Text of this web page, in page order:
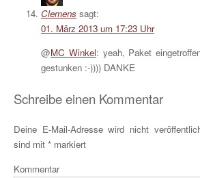
Clemens sagt:
01. März 2013 um 17:23 Uhr
@MC Winkel: yeah, Paket
gestunken :-)))) DANKE
Schreibe einen Kommentar
Deine E-Mail-Adresse wird nicht
sind mit * markiert